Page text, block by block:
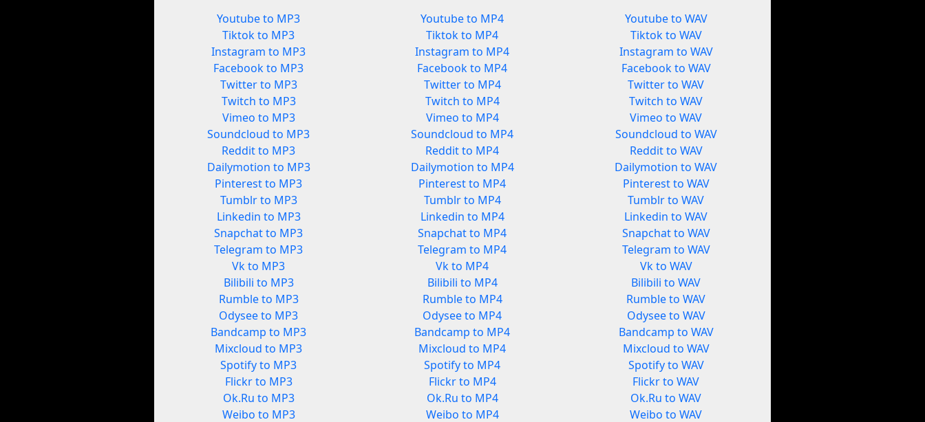
Youtube to MP3
Tiktok to MP3
Instagram to MP3
Facebook to MP3
Twitter to MP3
Twitch to MP3
Vimeo to MP3
Soundcloud to MP3
Reddit to MP3
Dailymotion to MP3
Pinterest to MP3
Tumblr to MP3
Linkedin to MP3
Snapchat to MP3
Telegram to MP3
Vk to MP3
Bilibili to MP3
Rumble to MP3
Odysee to MP3
Bandcamp to MP3
Mixcloud to MP3
Spotify to MP3
Flickr to MP3
Ok.Ru to MP3
Weibo to MP3
Youtube to MP4
Tiktok to MP4
Instagram to MP4
Facebook to MP4
Twitter to MP4
Twitch to MP4
Vimeo to MP4
Soundcloud to MP4
Reddit to MP4
Dailymotion to MP4
Pinterest to MP4
Tumblr to MP4
Linkedin to MP4
Snapchat to MP4
Telegram to MP4
Vk to MP4
Bilibili to MP4
Rumble to MP4
Odysee to MP4
Bandcamp to MP4
Mixcloud to MP4
Spotify to MP4
Flickr to MP4
Ok.Ru to MP4
Weibo to MP4
Youtube to WAV
Tiktok to WAV
Instagram to WAV
Facebook to WAV
Twitter to WAV
Twitch to WAV
Vimeo to WAV
Soundcloud to WAV
Reddit to WAV
Dailymotion to WAV
Pinterest to WAV
Tumblr to WAV
Linkedin to WAV
Snapchat to WAV
Telegram to WAV
Vk to WAV
Bilibili to WAV
Rumble to WAV
Odysee to WAV
Bandcamp to WAV
Mixcloud to WAV
Spotify to WAV
Flickr to WAV
Ok.Ru to WAV
Weibo to WAV